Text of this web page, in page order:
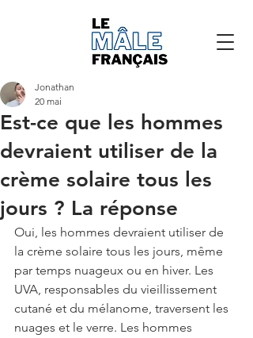
Est-ce que les hommes
devraient utiliser de la
crème solaire tous les
jours ? La réponse
Jonathan
20 mai
Oui, les hommes devraient utiliser de
la crème solaire tous les jours, même
par temps nuageux ou en hiver. Les
UVA, responsables du vieillissement
cutané et du mélanome, traversent les
nuages et le verre. Les hommes